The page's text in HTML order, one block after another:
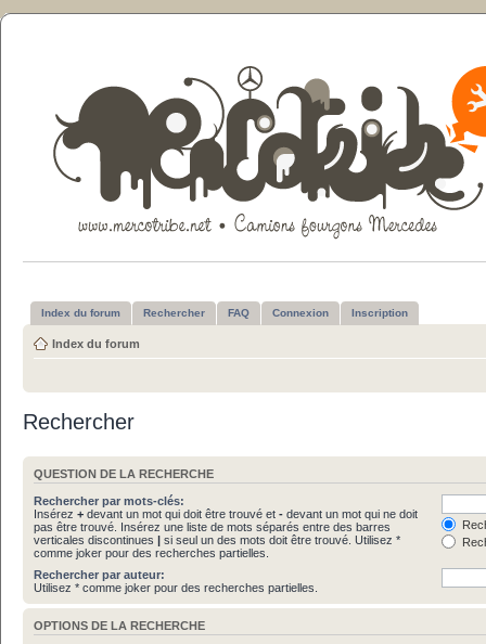
Index du forum Rechercher FAQ Connexion Inscription
Index du forum
Rechercher
QUESTION DE LA RECHERCHE
Rechercher par mots-clés:
Insérez + devant un mot qui doit être trouvé et - devant un mot qui ne doit
pas être trouvé. Insérez une liste de mots séparés entre des barres
verticales discontinues | si seul un des mots doit être trouvé. Utilisez *
comme joker pour des recherches partielles.
Rechercher par auteur:
Utilisez * comme joker pour des recherches partielles.
OPTIONS DE LA RECHERCHE